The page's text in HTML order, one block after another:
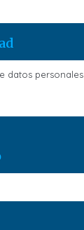
datos personales